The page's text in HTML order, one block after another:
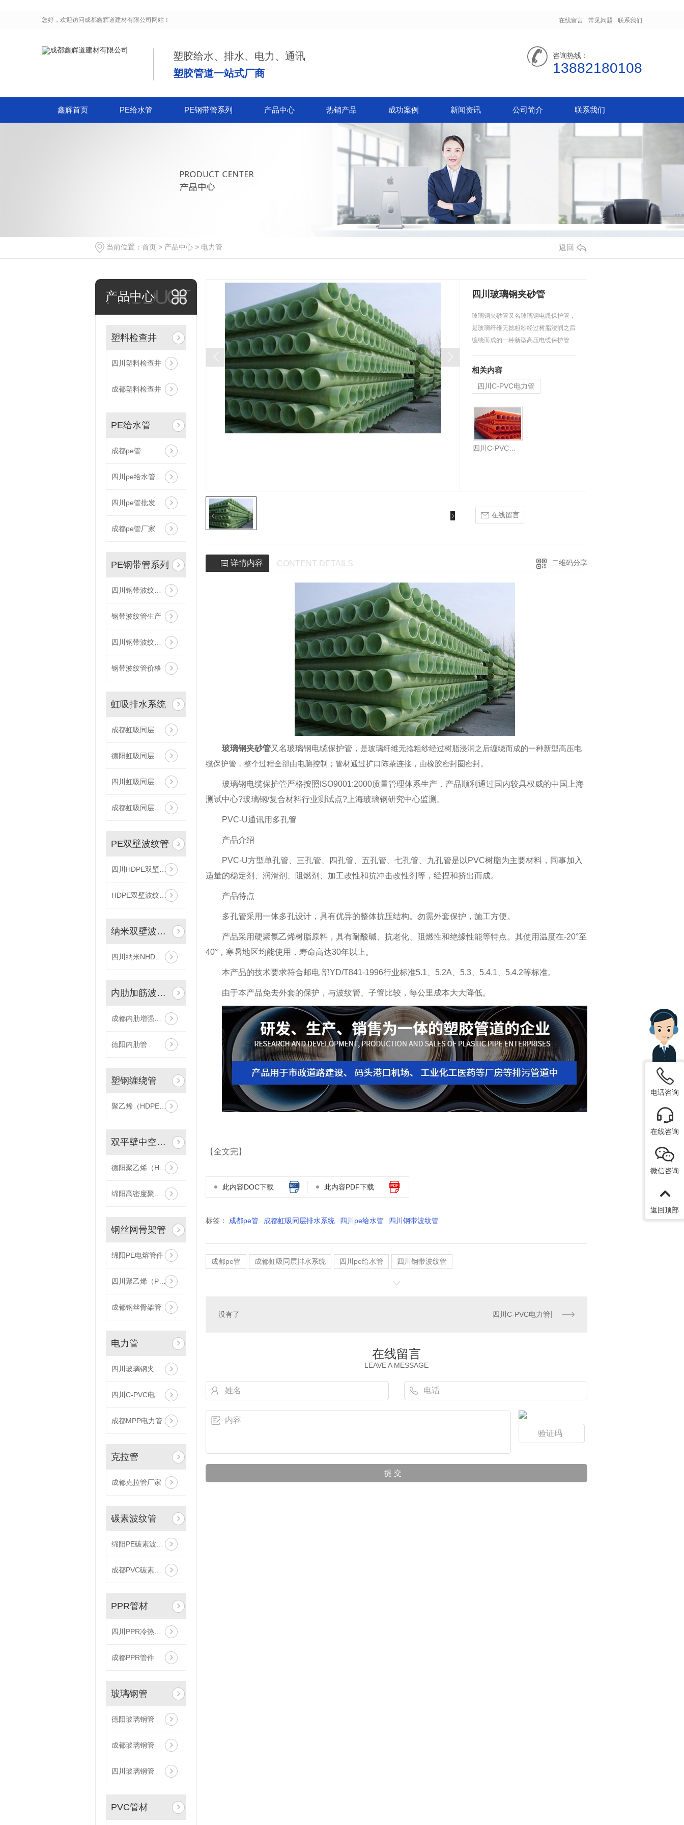
您好，欢迎访问 成都鑫辉道建材有限公司 网站！ 在线留言 常见问题 联系我们
塑胶给水、排水、电力、通讯
塑胶管道一站式厂商
咨询热线：
13882180108
鑫辉首页 PE给水管 PE钢带管系列 产品中心 热销产品 成功案例 新闻资讯 公司简介 联系我们
当前位置： 首页 > 产品中心 > 电力管 返回
PRODUCT
产品中心
塑料检查井
四川塑料检查井
成都塑料检查井
PE给水管
成都pe管
四川pe给水管批发
四川pe管批发
成都pe管厂家
PE钢带管系列
四川钢带波纹管厂家
钢带波纹管生产
四川钢带波纹管批发
钢带波纹管价格
虹吸排水系统
成都虹吸同层排水系统
德阳虹吸同层排水系统
四川虹吸同层排水系统
成都虹吸同层排水系统
PE双壁波纹管
四川HDPE双壁波纹管
HDPE双壁波纹管（国标型）
纳米双壁波纹管
四川纳米NHDPE双壁波纹管
内肋加筋波纹管
成都内肋增强聚乙烯（HDPE）螺旋波纹管
德阳内肋管
塑钢缠绕管
聚乙烯（HDPE）塑钢缠绕管
双平壁中空增强缠绕管
德阳聚乙烯（HDPE）双平壁钢塑复合中空增强缠绕管
绵阳高密度聚乙烯（HDPE）双平壁中空螺旋缠绕管
钢丝网骨架管
绵阳PE电熔管件
四川聚乙烯（PE）钢丝网骨架管
成都钢丝骨架管
电力管
四川玻璃钢夹砂管
四川C-PVC电力管
成都MPP电力管
克拉管
成都克拉管厂家
碳素波纹管
绵阳PE碳素波纹管
成都PVC碳素波纹管
PPR管材
四川PPR冷热水管
成都PPR管件
玻璃钢管
德阳玻璃钢管
成都玻璃钢管
四川玻璃钢管
PVC管材
四川玻璃钢夹砂管
玻璃钢夹砂管又名玻璃钢电缆保护管，
是玻璃纤维无捻粗纱经过树脂浸润之后
缠绕而成的一种新型高压电缆保护管，
相关内容
四川C-PVC电力管
四川C-PVC电力管
在线留言
详情内容 CONTENT DETAILS 二维码分享
玻璃钢夹砂管又名玻璃钢电缆保护管， 是玻璃纤维无捻粗纱经过树脂浸润之后缠绕而成的一种新型高压电
缆保护管，整个过程全部由电脑控制；管材通过扩口陈茶连接，由橡胶密封圈密封。
玻璃钢电缆保护管严格按照ISO9001:2000质量管理体系生产，产品顺利通过国内较具权威的中国上海
测试中心?玻璃钢/复合材料行业测试点?上海玻璃钢研究中心监测。
PVC-U通讯用多孔管
产品介绍
PVC-U方型单孔管、三孔管、四孔管、五孔管、七孔管、九孔管是以PVC树脂为主要材料，同事加入
适量的稳定剂、润滑剂、阻燃剂、加工改性和抗冲击改性剂等，经捏和挤出而成。
产品特点
多孔管采用一体多孔设计，具有优异的整体抗压结构。勿需外套保护，施工方便。
产品采用硬聚氯乙烯树脂原料，具有耐酸碱、抗老化、阻燃性和绝缘性能等特点。其使用温度在-20°至
40°，寒暑地区均能使用，寿命高达30年以上。
本产品的技术要求符合邮电 部YD/T841-1996行业标准5.1、5.2A、5.3、5.4.1、5.4.2等标准。
由于本产品免去外套的保护，与波纹管、子管比较，每公里成本大大降低。
【全文完】
此内容DOC下载 此内容PDF下载
标签： 成都pe管 成都虹吸同层排水系统 四川pe给水管 四川钢带波纹管
成都pe管 成都虹吸同层排水系统 四川pe给水管 四川钢带波纹管
没有了 四川C-PVC电力管
在线留言
LEAVE A MESSAGE
电话咨询
在线咨询
微信咨询
返回顶部